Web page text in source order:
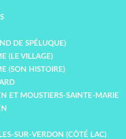
DE SPÉLUQUE)
(LE VILLAGE)
(SON HISTOIRE)
ET MOUSTIERS-SAINTE-MARIE
SUR-VERDON (CÔTÉ LAC)